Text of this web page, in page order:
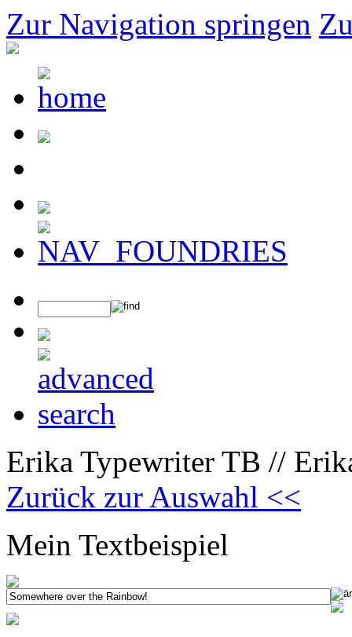
Zur Navigation springen
Erika Typewriter TB //
Zurück zur Auswahl <<
Mein Textbeispiel